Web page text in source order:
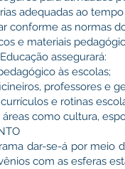
adequadas ao
conforme as normas
e materiais
assegurará:
às escolas;
professores e
e rotinas
como cultura,
dar-se-á por
com as esferas